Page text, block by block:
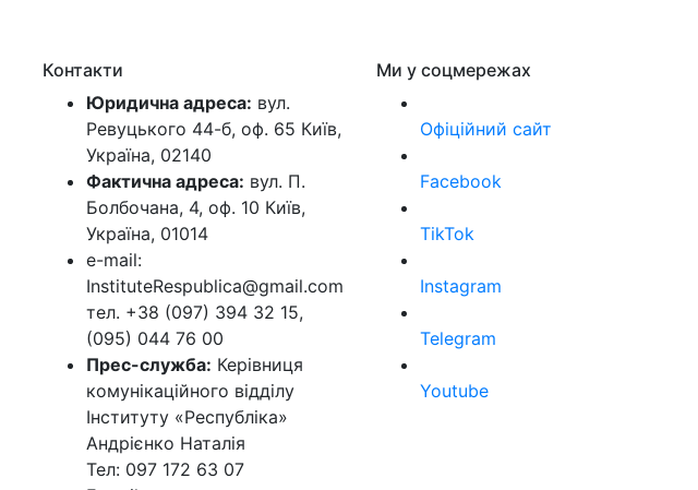
Контакти
Юридична адреса: вул.
Ревуцького 44-б, оф. 65 Київ,
Україна, 02140
Фактична адреса: вул. П.
Болбочана, 4, оф. 10 Київ,
Україна, 01014
e-mail:
InstituteRespublica@gmail.com
тел. +38 (097) 394 32 15,
(095) 044 76 00
Прес-служба: Керівниця
комунікаційного відділу
Інституту «Республіка»
Андрієнко Наталія
Тел: 097 172 63 07
Ми у соцмережах
Офіційний сайт
Facebook
TikTok
Instagram
Telegram
Youtube